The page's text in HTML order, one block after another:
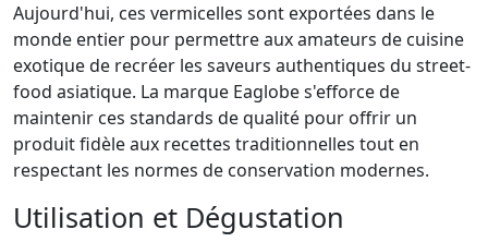
Aujourd'hui, ces vermicelles sont exportées dans le
monde entier pour permettre aux amateurs de cuisine
exotique de recréer les saveurs authentiques du street-
food asiatique. La marque Eaglobe s'efforce de
maintenir ces standards de qualité pour offrir un
produit fidèle aux recettes traditionnelles tout en
respectant les normes de conservation modernes.
Utilisation et Dégustation